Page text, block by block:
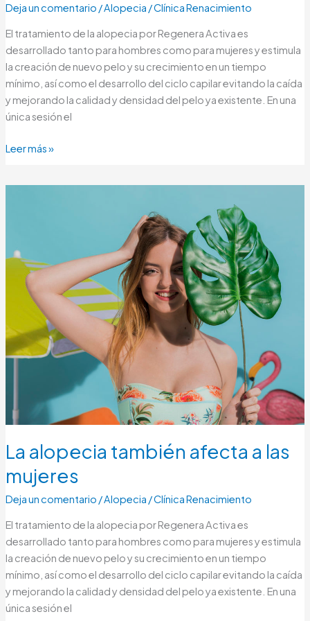
Deja un comentario /Alopecia /Clínica Renacimiento
El tratamiento de la alopecia por Regenera Activa es
desarrollado tanto para hombres como para mujeres y estimula
la creación de nuevo pelo y su crecimiento en un tiempo
mínimo, así como el desarrollo del ciclo capilar evitando la caída
y mejorando la calidad y densidad del pelo ya existente. En una
única sesión el
Leer más »
La alopecia también afecta a las
mujeres
Deja un comentario /Alopecia /Clínica Renacimiento
El tratamiento de la alopecia por Regenera Activa es
desarrollado tanto para hombres como para mujeres y estimula
la creación de nuevo pelo y su crecimiento en un tiempo
mínimo, así como el desarrollo del ciclo capilar evitando la caída
y mejorando la calidad y densidad del pelo ya existente. En una
única sesión el
a
mujeres